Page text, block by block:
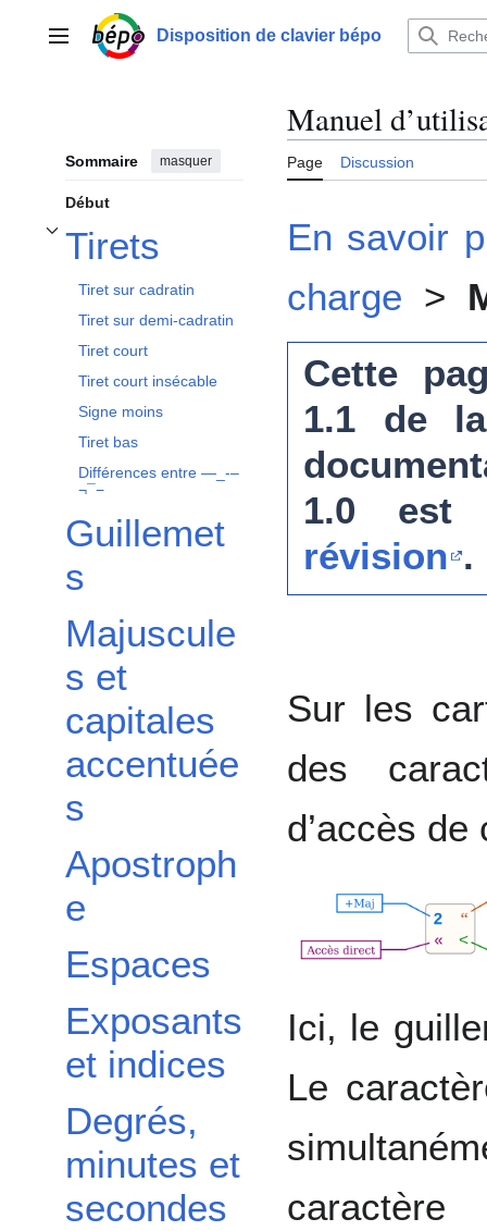
contenuMenu principalDisposition de clavier bépo
Sommaire masquer
Début
Tirets
Afficher / masquer la sous-section Tirets
Tiret sur cadratin
Tiret sur demi-cadratin
Tiret court
Tiret court insécable
Signe moins
Tiret bas
Différences entre —_-–
¬¯−
Guillemet
s
Majuscule
s et
capitales
accentuée
s
Apostroph
e
Espaces
Exposants
et indices
Degrés,
minutes et
secondes
Manuel
Page Discussion
En savoir
charge >
Cette
1.1 de
1.0 est
révision .
Sur les
des
d’accès de
Ici, le
Le